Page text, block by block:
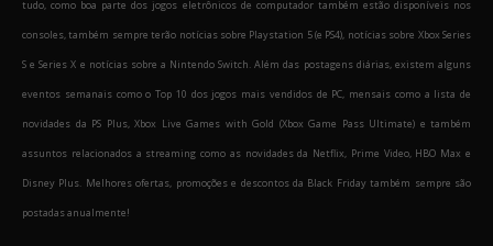
tudo, como boa parte dos jogos eletrônicos de computador também estão disponíveis nos
consoles, também sempre terão notícias sobre Playstation 5 (e PS4), notícias sobre Xbox Series
S e Series X e notícias sobre a Nintendo Switch. Além das postagens diárias, existem alguns
eventos semanais como o Top 10 dos jogos mais vendidos de PC, mensais como a lista de
novidades da PS Plus, Xbox Live Games with Gold (Xbox Game Pass Ultimate) e também
assuntos relacionados a streaming como as novidades da Netflix, Prime Video, HBO Max e
Disney Plus. Melhores ofertas, promoções e descontos da Black Friday também sempre são
postadas anualmente!